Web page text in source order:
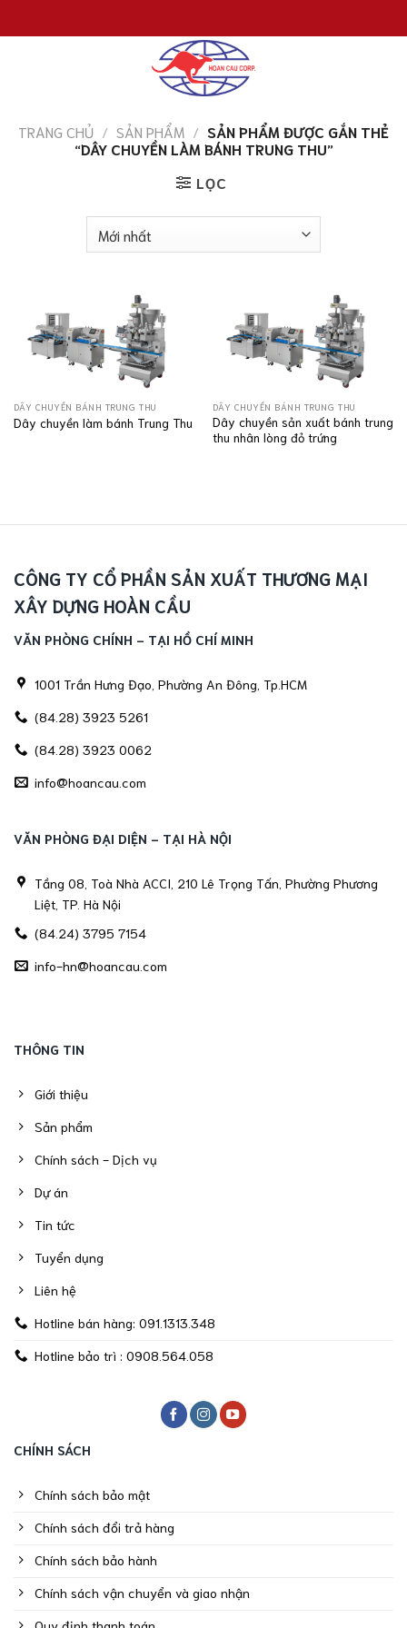
đến
TRANG CHỦ / SẢN PHẨM / SẢN PHẨM ĐƯỢC GẮN THẺ
“DÂY CHUYỀN LÀM BÁNH TRUNG THU”
LỌC
DÂY CHUYỀN BÁNH TRUNG THU
Dây chuyền làm bánh Trung Thu
DÂY CHUYỀN BÁNH TRUNG THU
Dây chuyền sản xuất bánh trung
thu nhân lòng đỏ trứng
CÔNG TY CỔ PHẦN SẢN XUẤT THƯƠNG MẠI
XÂY DỰNG HOÀN CẦU
VĂN PHÒNG CHÍNH - TẠI HỒ CHÍ MINH
1001 Trần Hưng Đạo, Phường An Đông, Tp.HCM
(84.28) 3923 5261
(84.28) 3923 0062
info@hoancau.com
VĂN PHÒNG ĐẠI DIỆN - TẠI HÀ NỘI
Tầng 08, Toà Nhà ACCI, 210 Lê Trọng Tấn, Phường Phương
Liệt, TP. Hà Nội
(84.24) 3795 7154
info-hn@hoancau.com
THÔNG TIN
Giới thiệu
Sản phẩm
Chính sách - Dịch vụ
Dự án
Tin tức
Tuyển dụng
Liên hệ
Hotline bán hàng: 091.1313.348
Hotline bảo trì : 0908.564.058
CHÍNH SÁCH
Chính sách bảo mật
Chính sách đổi trả hàng
Chính sách bảo hành
Chính sách vận chuyển và giao nhận